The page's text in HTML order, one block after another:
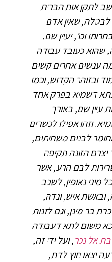
לתקן אות הברית
לבטלה, שאין אדם
וכו', יעוין שם.
שהוא כעובד עבודה
ענשים אחרים קשים
ובזוהר הקדוש, וכמו
דשמיא בפרק אחד
עיין שם, באורך
וזהו אפילו לכשרים
לבנים משחיתים,
יצרם הזונה תקיפה
לבם הרע, אשר
מיני נאופין, לשכב
ובאשת איש, ונדה,
בר מינן, וגם לזנות
משום לתא דעבודה
אל נכר, ועל ידי זה,
יצאו חוץ לדת,